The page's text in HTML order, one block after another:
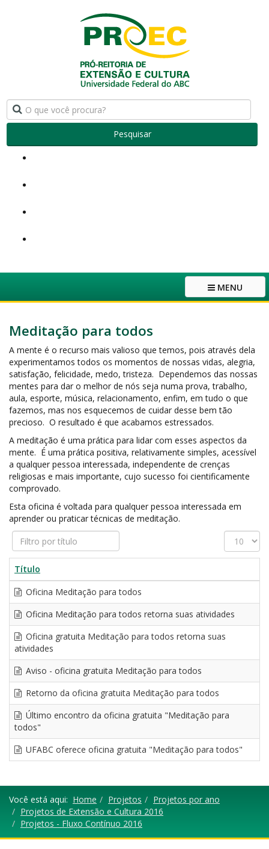
Pesquisar
MENU
Meditação para todos
A mente é o recurso mais valioso que temos, pois através dela
experimentamos todos os momentos de nossas vidas, alegria,
satisfação, felicidade, medo, tristeza. Dependemos das nossas
mentes para dar o melhor de nós seja numa prova, trabalho,
aula, esporte, música, relacionamento, enfim, em tudo o que
fazemos, mas nos esquecemos de cuidar desse bem tão
precioso. O resultado é que acabamos estressados.
A meditação é uma prática para lidar com esses aspectos da
mente. É uma prática positiva, relativamente simples, acessível
a qualquer pessoa interessada, independente de crenças
religiosas e mais importante, cujo sucesso foi cientificamente
comprovado.
Esta oficina é voltada para qualquer pessoa interessada em
aprender ou praticar técnicas de meditação.
Filtro
por
título
Exibir
#
Título
Oficina Meditação para todos
Oficina Meditação para todos retorna suas atividades
Oficina gratuita Meditação para todos retorna suas
atividades
Aviso - oficina gratuita Meditação para todos
Retorno da oficina gratuita Meditação para todos
Último encontro da oficina gratuita "Meditação para
todos"
UFABC oferece oficina gratuita "Meditação para todos"
Você está aqui: Home Projetos
Projetos por ano
Projetos de Extensão e Cultura 2016
Projetos - Fluxo Contínuo 2016